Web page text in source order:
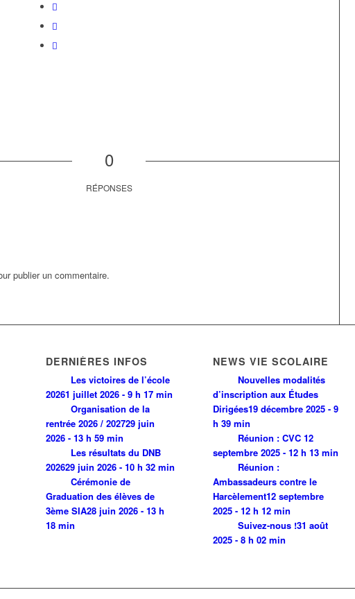
0
RÉPONSES
publier un commentaire.
DERNIÈRES INFOS
Les victoires de l’école
20261 juillet 2026 - 9 h 17 min
Organisation de la
rentrée 2026 / 202729 juin
2026 - 13 h 59 min
Les résultats du DNB
202629 juin 2026 - 10 h 32 min
Cérémonie de
Graduation des élèves de
3ème SIA28 juin 2026 - 13 h
18 min
NEWS VIE SCOLAIRE
Nouvelles modalités
d’inscription aux Études
Dirigées19 décembre 2025 - 9
h 39 min
Réunion : CVC12
septembre 2025 - 12 h 13 min
Réunion :
Ambassadeurs contre le
Harcèlement12 septembre
2025 - 12 h 12 min
Suivez-nous !31 août
2025 - 8 h 02 min